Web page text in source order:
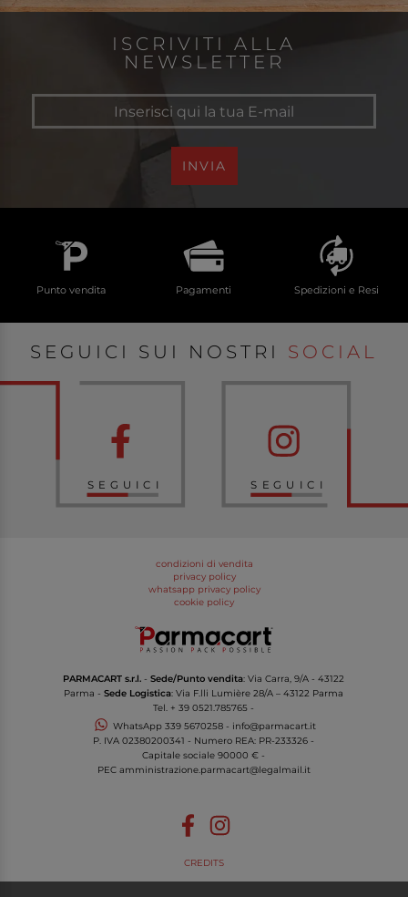
ISCRIVITI ALLA
NEWSLETTER
INVIA
Punto vendita Pagamenti Spedizioni e Resi
SEGUICI SUI NOSTRI SOCIAL
SEGUICI SEGUICI
condizioni di vendita
privacy policy
whatsapp privacy policy
cookie policy
PARMACART s.r.l. -Sede/Punto vendita: Via Carra, 9/A - 43122
Parma -Sede Logistica: Via F.lli Lumière 28/A – 43122 Parma
Tel. + 39 0521.785765 -
WhatsApp 339 5670258- info@parmacart.it
P. IVA02380200341 - Numero REA: PR-233326 -
Capitale sociale 90000 € -
PEC amministrazione.parmacart@legalmail.it
CREDITS